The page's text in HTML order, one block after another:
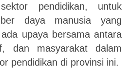
pendidikan, untuk
daya manusia yang
upaya bersama antara
dan masyarakat dalam
pendidikan di provinsi ini.